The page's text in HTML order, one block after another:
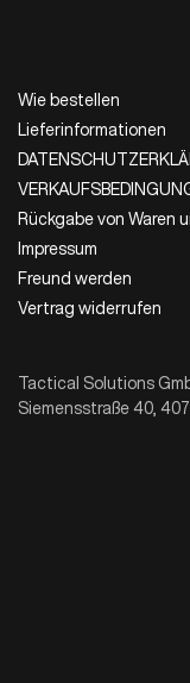
Wie bestellen
Lieferinformationen
Rückgabe von Waren
Impressum
Freund werden
Vertrag widerrufen
Tactical Solutions
Siemensstraße 40,